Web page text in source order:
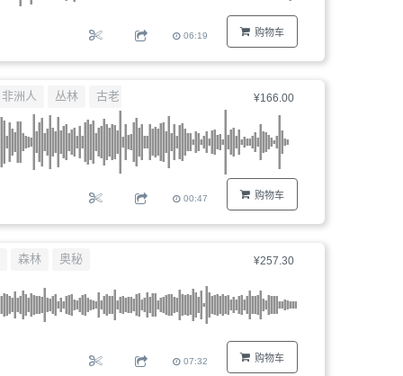
购物车
06:19
¥166.00
购物车
非洲人 丛林 古老
00:47
¥257.30
购物车
森林 奥秘
07:32